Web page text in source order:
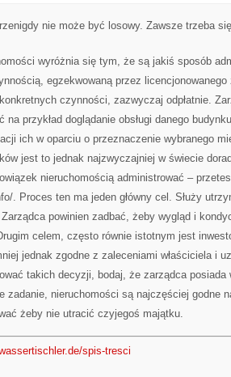
nie może być losowy. Zawsze trzeba
wyróżnia się tym, że są jakiś sposób
egzekwowaną przez
czynności, zazwyczaj odpłatnie.
na przykład doglądanie obsługi danego
ich w oparciu o przeznaczenie wybranego
jest to jednak najzwyczajniej w świecie
nieruchomością administrować –
. Proces ten ma jeden główny cel. Służy
powinien zadbać, żeby wygląd i
celem, często równie istotnym jest
jednak zgodne z zaleceniami właściciela i
takich decyzji, bodaj, że zarządca posiada
zadanie, nieruchomości są najczęściej godne
żeby nie utracić czyjegoś majątku.
spis-tresci